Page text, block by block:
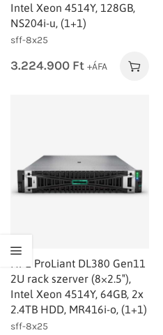
Intel Xeon 4514Y, 128GB,
NS204i-u, (1+1)
sff-8x25
3.224.900 Ft +ÁFA
HPE ProLiant DL380 Gen11
2U rack szerver (8×2.5″),
Intel Xeon 4514Y, 64GB, 2x
2.4TB HDD, MR416i-o, (1+1)
sff-8x25